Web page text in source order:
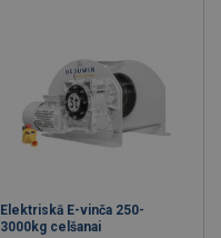
Elektriskā E-vinča 250-
3000kg celšanai